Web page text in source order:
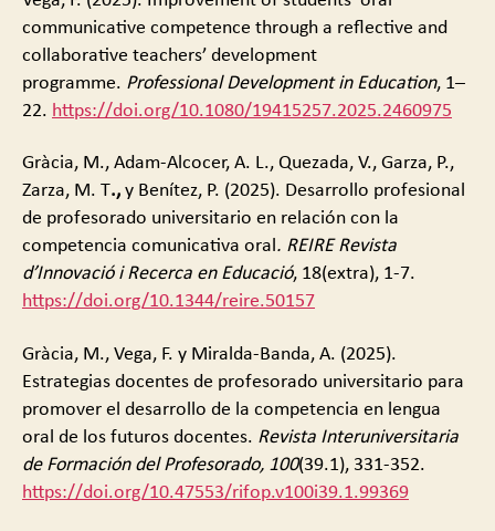
communicative competence through a reflective and
collaborative teachers’ development
programme. Professional Development in Education, 1–
22. https://doi.org/10.1080/19415257.2025.2460975
Gràcia, M., Adam-Alcocer, A. L., Quezada, V., Garza, P.,
Zarza, M. T., y Benítez, P. (2025). Desarrollo profesional
de profesorado universitario en relación con la
competencia comunicativa oral. REIRERevista
d’Innovació i Recerca en Educació, 18(extra), 1-7.
https://doi.org/10.1344/reire.50157
Gràcia, M., Vega, F. y Miralda-Banda, A. (2025).
Estrategias docentes de profesorado universitario para
promover el desarrollo de la competencia en lengua
oral de los futuros docentes. Revista Interuniversitaria
de Formación del Profesorado, 100(39.1), 331-352.
https://doi.org/10.47553/rifop.v100i39.1.99369